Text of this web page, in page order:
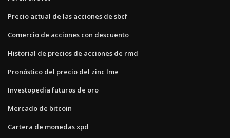
Precio actual de las acciones de sbcf
Comercio de acciones con descuento
Historial de precios de acciones de rmd
Pronóstico del precio del zinc lme
Investopedia futuros de oro
Mercado de bitcoin
Cartera de monedas xpd